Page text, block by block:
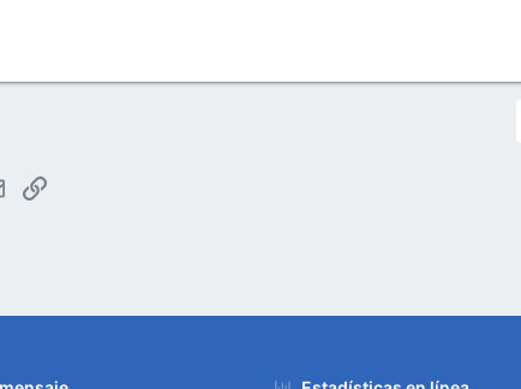
EmailEnlace